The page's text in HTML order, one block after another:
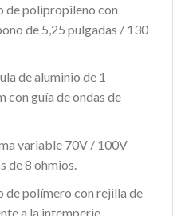
de polipropileno con
de 5,25 pulgadas / 130
de aluminio de 1
con guía de ondas de
variable 70V / 100V
de 8 ohmios.
de polímero con rejilla de
a la intemperie.